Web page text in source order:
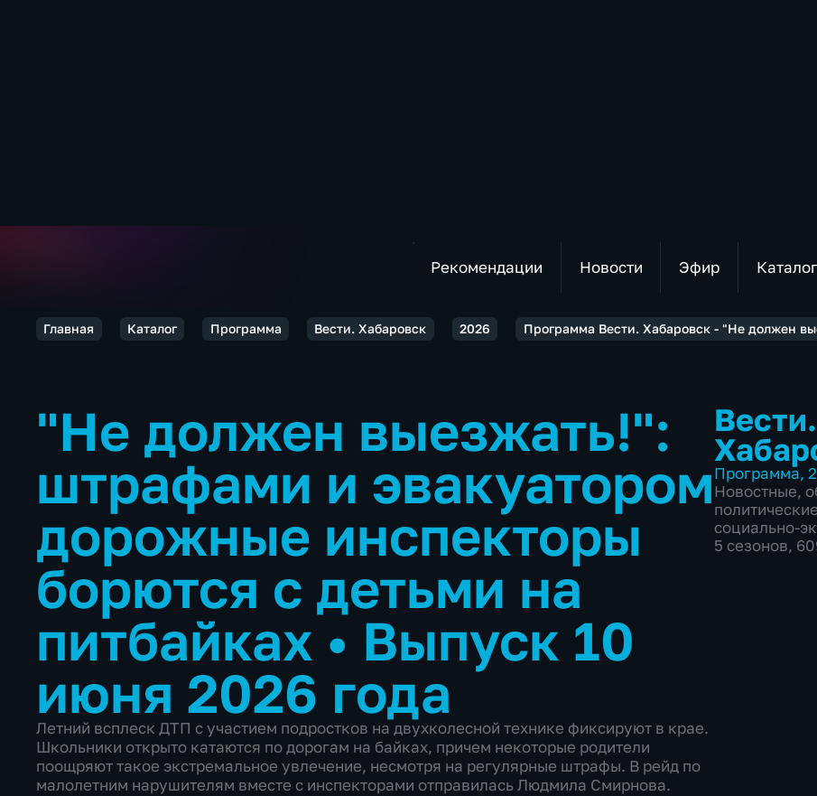
Рекомендации Новости Эфир Каталог
Главная Каталог Программа Вести. Хабаровск 2026 Программа Вести. Хабаровск - "Не должен
"Не должен выезжать!":
штрафами и эвакуатором
дорожные инспекторы
борются с детьми на
питбайках • Выпуск 10
июня 2026 года
Летний всплеск ДТП с участием подростков на двухколесной технике фиксируют в крае.
Школьники открыто катаются по дорогам на байках, причем некоторые родители
поощряют такое экстремальное увлечение, несмотря на регулярные штрафы. В рейд по
малолетним нарушителям вместе с инспекторами отправилась Людмила Смирнова.
Вести.
Программа,
Новостные,
политические
социально-
5 сезонов,